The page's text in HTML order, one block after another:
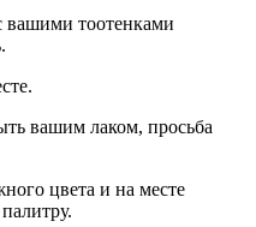
вашими тоотенками
вашим лаком, просьба
цвета и на месте